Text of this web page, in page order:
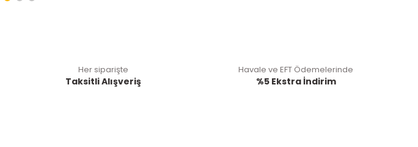
Her siparişte
Taksitli Alışveriş
Havale ve EFT Ödemelerinde
%5 Ekstra İndirim